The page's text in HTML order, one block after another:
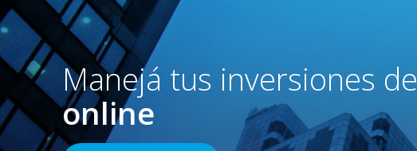
Manejá tus inversiones de
online